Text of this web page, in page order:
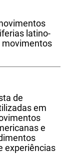
latino-
movimentos
de
em
e
experiências